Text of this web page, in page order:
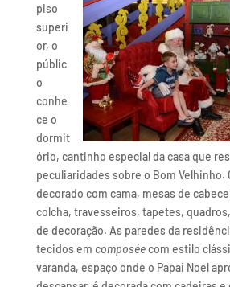
piso
superi
or, o
públic
o
conhe
ce o
dormit
ório, cantinho especial da casa que
peculiaridades sobre o Bom Velhinho.
decorado com cama, mesas de
colcha, travesseiros, tapetes,
de decoração. As paredes da
tecidos em composéecom estilo
varanda, espaço onde o Papai Noel